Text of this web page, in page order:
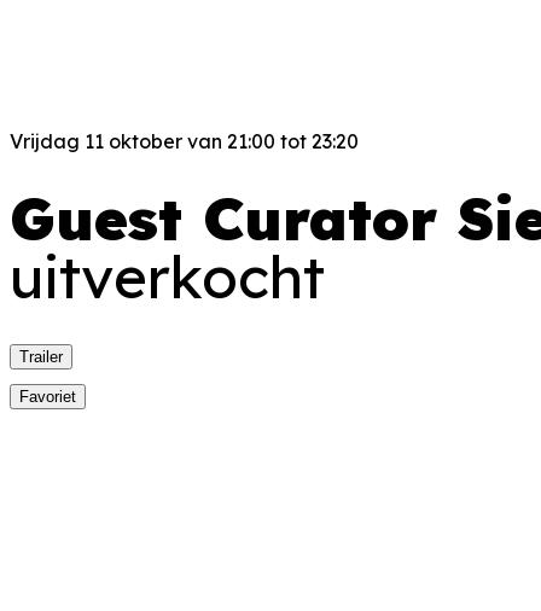
Vrijdag 11 oktober van 21:00 tot 23:20
Guest Curator
uitverkocht
Trailer
Favoriet